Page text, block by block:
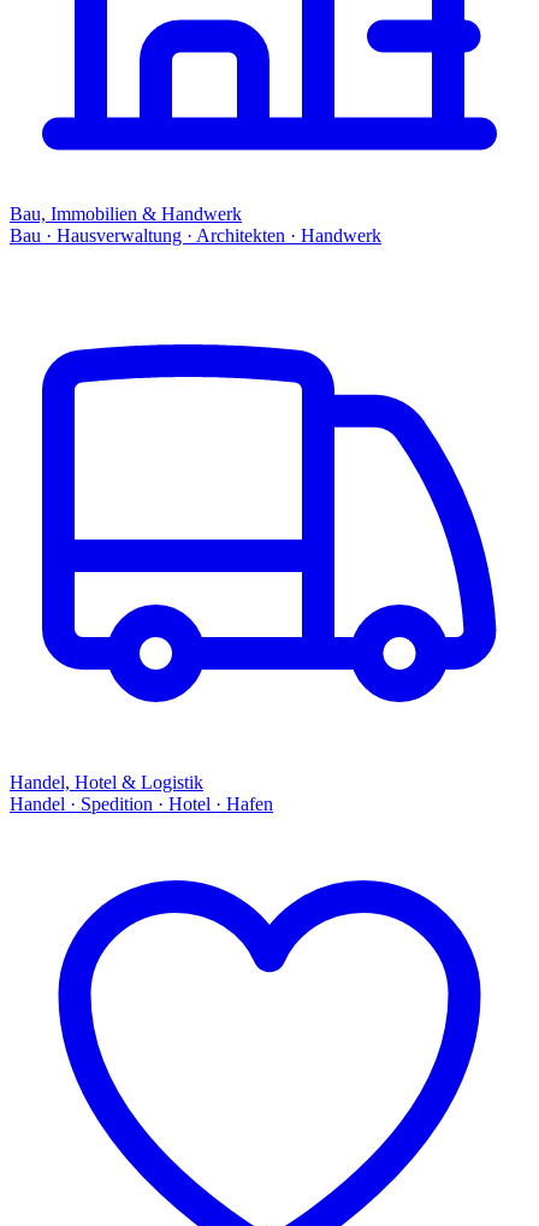
Bau, Immobilien & Handwerk
Bau · Hausverwaltung · Architekten · Handwerk
Handel, Hotel & Logistik
Handel · Spedition · Hotel · Hafen